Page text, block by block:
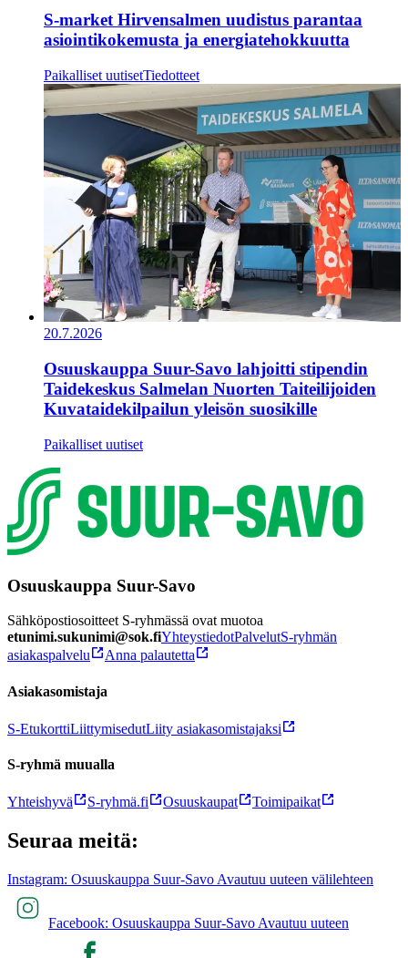
S-market Hirvensalmen uudistus parantaa
asiointikokemusta ja energiatehokkuutta
Paikalliset uutisetTiedotteet
20.7.2026
Osuuskauppa Suur-Savo lahjoitti stipendin
Taidekeskus Salmelan Nuorten Taiteilijoiden
Kuvataidekilpailun yleisön suosikille
Paikalliset uutiset
Osuuskauppa Suur-Savo
Sähköpostiosoitteet S-ryhmässä ovat muotoa
etunimi.sukunimi@sok.fiYhteystiedotPalvelutS-ryhmän
asiakaspalvelu
Anna palautetta
Asiakasomistaja
S-EtukorttiLiittymisedutLiity asiakasomistajaksi
S-ryhmä muualla
Yhteishyvä S-ryhmä.fi Osuuskaupat Toimipaikat
Seuraa meitä:
Instagram: Osuuskauppa Suur-Savo Avautuu uuteen välilehteen
Facebook: Osuuskauppa Suur-Savo Avautuu uuteen